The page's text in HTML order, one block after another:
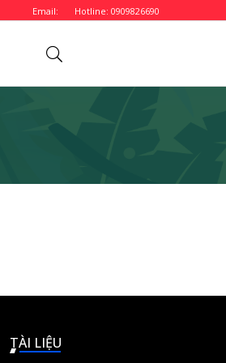
Email: Hotline: 0909826690
TÀI LIỆU